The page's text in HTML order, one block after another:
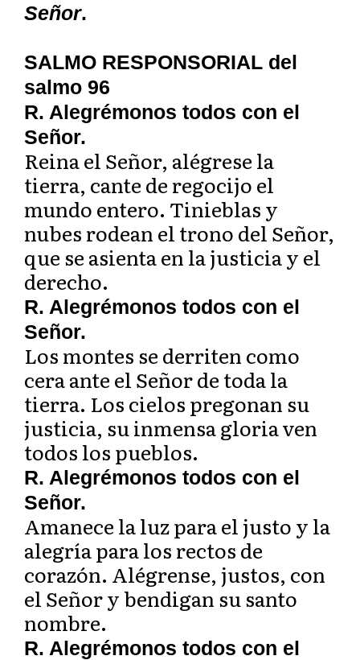
Señor.
SALMO RESPONSORIAL del
salmo 96
R. Alegrémonos todos con el
Señor.
Reina el Señor, alégrese la
tierra, cante de regocijo el
mundo entero. Tinieblas y
nubes rodean el trono del Señor,
que se asienta en la justicia y el
derecho.
R. Alegrémonos todos con el
Señor.
Los montes se derriten como
cera ante el Señor de toda la
tierra. Los cielos pregonan su
justicia, su inmensa gloria ven
todos los pueblos.
R. Alegrémonos todos con el
Señor.
Amanece la luz para el justo y la
alegría para los rectos de
corazón. Alégrense, justos, con
el Señor y bendigan su santo
nombre.
R. Alegrémonos todos con el